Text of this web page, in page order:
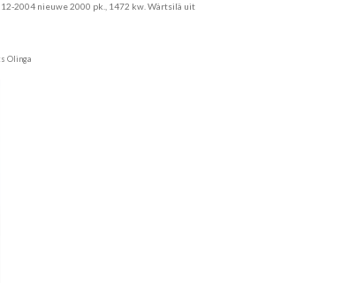
2004 nieuwe 2000 pk., 1472 kw. Wärtsilä uit
Olinga